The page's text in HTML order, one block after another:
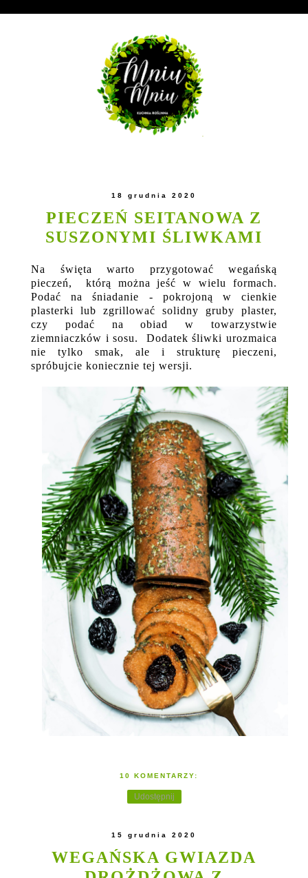
18 grudnia 2020
PIECZEŃ SEITANOWA Z
SUSZONYMI ŚLIWKAMI
Na święta warto przygotować wegańską
pieczeń, którą można jeść w wielu formach.
Podać na śniadanie - pokrojoną w cienkie
plasterki lub zgrillować solidny gruby plaster,
czy podać na obiad w towarzystwie
ziemniaczków i sosu. Dodatek śliwki urozmaica
nie tylko smak, ale i strukturę pieczeni,
spróbujcie koniecznie tej wersji.
10 KOMENTARZY:
Udostępnij
15 grudnia 2020
WEGAŃSKA GWIAZDA